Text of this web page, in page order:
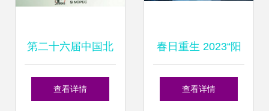
第二十六届中国北
京国际科技产业博
查看详情
春日重生 2023“阳
康”后工业机器人的
查看详情